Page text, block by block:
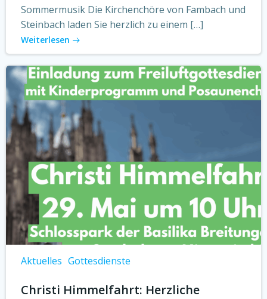
Sommermusik Die Kirchenchöre von Fambach und
Steinbach laden Sie herzlich zu einem […]
Weiterlesen
Aktuelles Gottesdienste
Christi Himmelfahrt: Herzliche